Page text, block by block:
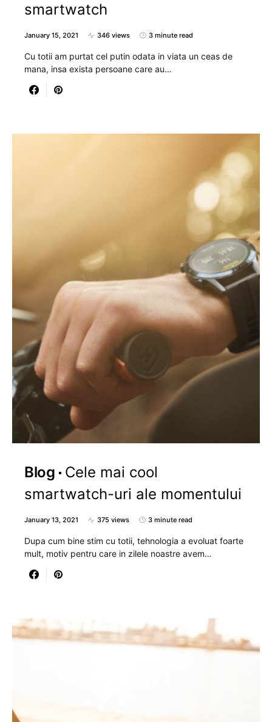
smartwatch
January 15, 2021 346 views 3 minute read
Cu totii am purtat cel putin odata in viata un ceas de
mana, insa exista persoane care au…
Blog
Cele mai cool
smartwatch-uri ale momentului
January 13, 2021 375 views 3 minute read
Dupa cum bine stim cu totii, tehnologia a evoluat foarte
mult, motiv pentru care in zilele noastre avem…